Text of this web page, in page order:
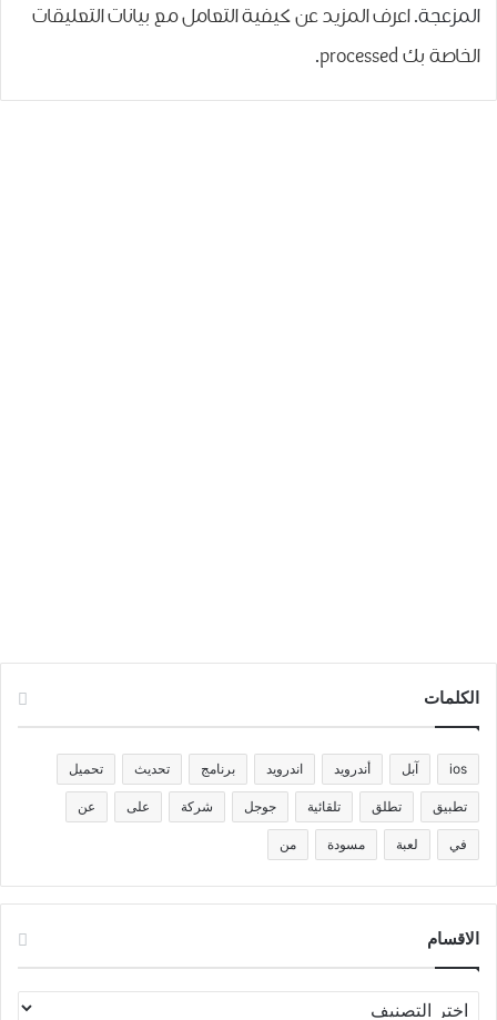
المزعجة.اعرف المزيد عن كيفية التعامل مع بيانات التعليقات
الخاصة بك processed
.
الكلمات
ios آبل أندرويد اندرويد برنامج تحديث تحميل
تطبيق تطلق تلقائية جوجل شركة على عن
في لعبة مسودة من
الاقسام
الاقسام